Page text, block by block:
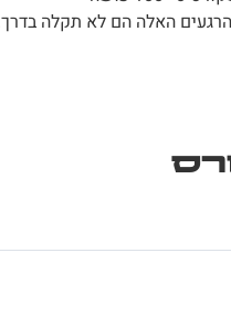
האלה הם לא תקלה בדרך.